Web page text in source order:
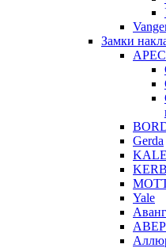
Замки
Gerda
KALE
Yale